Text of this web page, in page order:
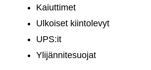
Kaiuttimet
Ulkoiset kiintolevyt
UPS:it
Ylijännitesuojat